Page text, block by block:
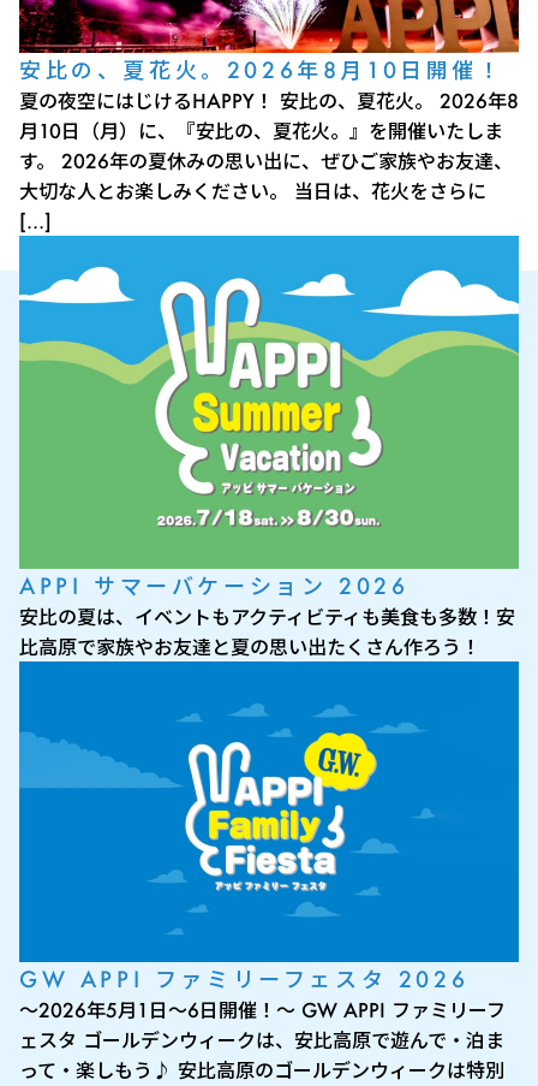
安比の、夏花火。2026年8月10日開催！
夏の夜空にはじけるHAPPY！ 安比の、夏花火。 2026年8
月10日（月）に、『安比の、夏花火。』を開催いたしま
す。 2026年の夏休みの思い出に、ぜひご家族やお友達、
大切な人とお楽しみください。 当日は、花火をさらに
[…]
APPI サマーバケーション 2026
安比の夏は、イベントもアクティビティも美食も多数！安
比高原で家族やお友達と夏の思い出たくさん作ろう！
GW APPI ファミリーフェスタ 2026
～2026年5月1日～6日開催！～ GW APPI ファミリーフ
ェスタ ゴールデンウィークは、安比高原で遊んで・泊ま
って・楽しもう♪ 安比高原のゴールデンウィークは特別